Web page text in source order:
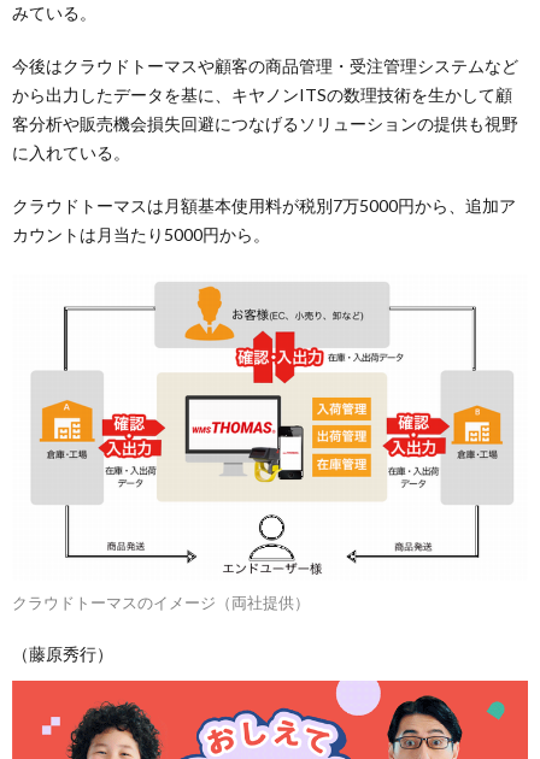
みている。
今後はクラウドトーマスや顧客の商品管理・受注管理システムなど
から出力したデータを基に、キヤノンITSの数理技術を生かして顧
客分析や販売機会損失回避につなげるソリューションの提供も視野
に入れている。
クラウドトーマスは月額基本使用料が税別7万5000円から、追加ア
カウントは月当たり5000円から。
クラウドトーマスのイメージ（両社提供）
（藤原秀行）